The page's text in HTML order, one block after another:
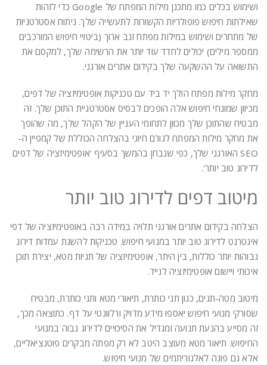
ושימוש בכלים כמו מתכנן מילות המפתח של Google כדי לזהות
שאילתות חיפוש פופולריות הקשורות לתעשייה שלך. ניתוח אסטרטגיות
של מתחרים ושימוש במילות מפתח זנב ארוך (ביטויי חיפוש המורכבים
ממספר מילים) יכולים לחדד עוד יותר את הרשימה שלך, למקסם את
התשואה על ההשקעה שלך בקידום אתרים אורגני.
מחקר מילות מפתח הולך יד ביד עם טכניקות אופטימיזציה של דפים,
מכיוון שמונחי חיפוש אלה הופכים לבסיס אסטרטגיית התוכן שלך. זה
מבטיח שהתוכן שלך מכוון לתחומי העניין של הקהל שלך, מה שהופך
את מחקר מילות המפתח לגורם חיוני בהצלחה הכוללת של קמפיין ה-
SEO האורגני שלך, כפי שנבחן בהמשך בסעיף 'אופטימיזציה של דפים
לדירוג טוב יותר'.
מיטוב דפים לדירוג טוב יותר
הצלחה בקידום אתרים אורגני תלויה במידה רבה באופטימיזציה של דפי
אינטרנט לדירוג טוב יותר במנועי חיפוש. טכניקות להשגת עמדות דירוג
גבוהות יותר כוללות, בין היתר, אופטימיזציה של תגיות מטא, יצירת תוכן
איכותי ויישום אופטימיזציה לנייד.
מיטוב מטה-תגים, כגון תגי כותרת, תיאורי מטא ותגי כותרת, מבטיח
שסורקי מנועי חיפוש יאספו מידע מדויק ורלוונטי על דף. כתוצאה מכך,
זה מסייע בהנעת תנועה ומגדיל את הסיכויים לדירוג גבוה במנועי
החיפוש. תיאור מטא מעוצב היטב לא רק מפתה מבקרים פוטנציאליים,
אלא גם פונה לאלגוריתמים של מנועי חיפוש.